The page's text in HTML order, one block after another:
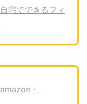
自宅でできるフィ
amazon・